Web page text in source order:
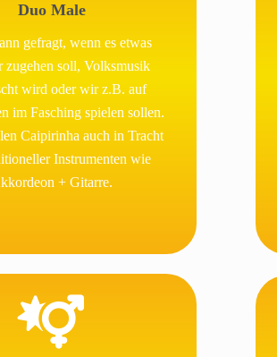
Duo Male
gefragt, wenn es etwas
zugehen soll, Volksmusik
wird oder wir z.B. auf
im Fasching spielen sollen.
Caipirinha auch in Tracht
Instrumenten wie
+ Gitarre.